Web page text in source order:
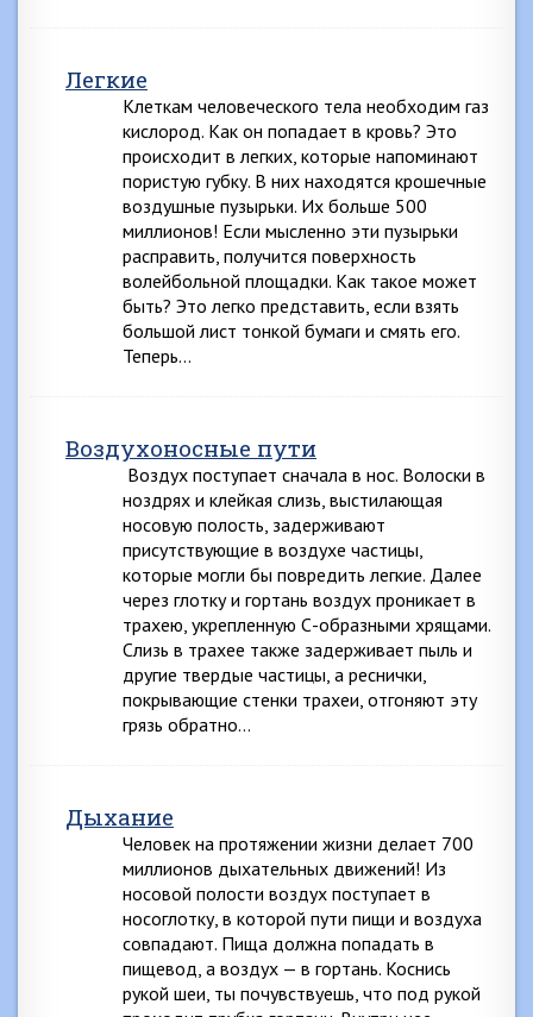
Легкие
Клеткам человеческого тела необходим газ
кислород. Как он попадает в кровь? Это
происходит в легких, которые напоминают
пористую губку. В них находятся крошечные
воздушные пузырьки. Их больше 500
миллионов! Если мысленно эти пузырьки
расправить, получится поверхность
волейбольной площадки. Как такое может
быть? Это легко представить, если взять
большой лист тонкой бумаги и смять его.
Теперь…
Воздухоносные пути
Воздух поступает сначала в нос. Волоски в
ноздрях и клейкая слизь, выстилающая
носовую полость, задерживают
присутствующие в воздухе частицы,
которые могли бы повредить легкие. Далее
через глотку и гортань воздух проникает в
трахею, укрепленную С-образными хрящами.
Слизь в трахее также задерживает пыль и
другие твердые частицы, а реснички,
покрывающие стенки трахеи, отгоняют эту
грязь обратно…
Дыхание
Человек на протяжении жизни делает 700
миллионов дыхательных движений! Из
носовой полости воздух поступает в
носоглотку, в которой пути пищи и воздуха
совпадают. Пища должна попадать в
пищевод, а воздух — в гортань. Коснись
рукой шеи, ты почувствуешь, что под рукой